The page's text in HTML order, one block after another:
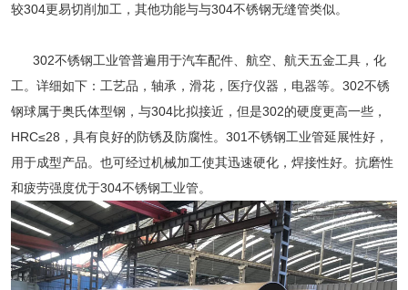
较304更易切削加工，其他功能与与304不锈钢无缝管类似。
302不锈钢工业管普遍用于汽车配件、航空、航天五金工具，化
工。详细如下：工艺品，轴承，滑花，医疗仪器，电器等。302不锈
钢球属于奥氏体型钢，与304比拟接近，但是302的硬度更高一些，
HRC≤28，具有良好的防锈及防腐性。301不锈钢工业管延展性好，
用于成型产品。也可经过机械加工使其迅速硬化，焊接性好。抗磨性
和疲劳强度优于304不锈钢工业管。